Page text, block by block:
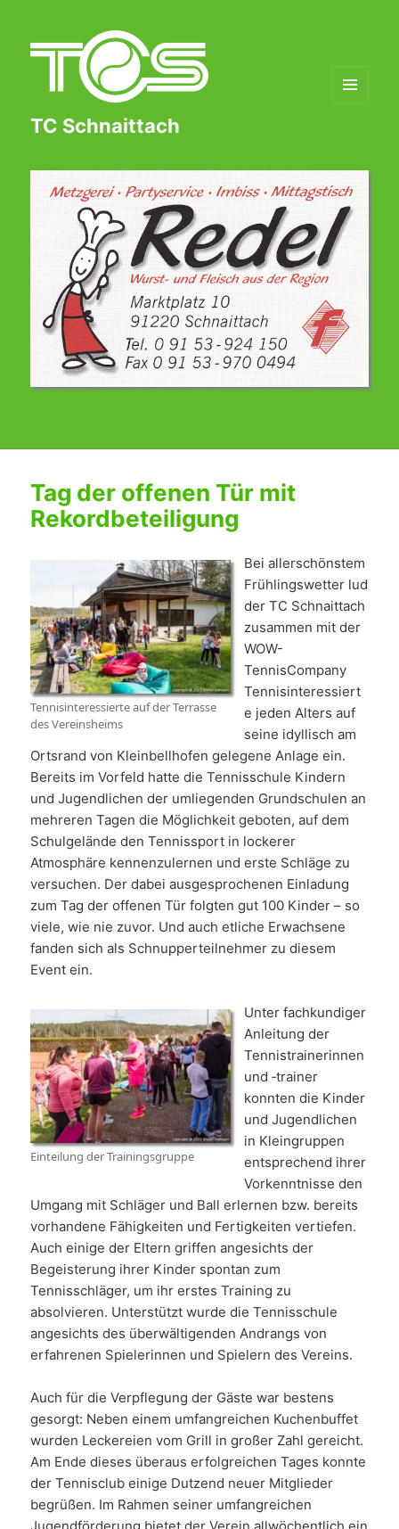
TC Schnaittach
Tag der offenen Tür mit
Rekordbeteiligung
Tennisinteressierte auf der Terrasse
des Vereinsheims
Bei allerschönstem
Frühlingswetter lud
der TC Schnaittach
zusammen mit der
WOW-
TennisCompany
Tennisinteressiert
e jeden Alters auf
seine idyllisch am
Ortsrand von Kleinbellhofen gelegene Anlage ein.
Bereits im Vorfeld hatte die Tennisschule Kindern
und Jugendlichen der umliegenden Grundschulen an
mehreren Tagen die Möglichkeit geboten, auf dem
Schulgelände den Tennissport in lockerer
Atmosphäre kennenzulernen und erste Schläge zu
versuchen. Der dabei ausgesprochenen Einladung
zum Tag der offenen Tür folgten gut 100 Kinder – so
viele, wie nie zuvor. Und auch etliche Erwachsene
fanden sich als Schnupperteilnehmer zu diesem
Event ein.
Einteilung der Trainingsgruppe
Unter fachkundiger
Anleitung der
Tennistrainerinnen
und ‑trainer
konnten die Kinder
und Jugendlichen
in Kleingruppen
entsprechend ihrer
Vorkenntnisse den
Umgang mit Schläger und Ball erlernen bzw. bereits
vorhandene Fähigkeiten und Fertigkeiten vertiefen.
Auch einige der Eltern griffen angesichts der
Begeisterung ihrer Kinder spontan zum
Tennisschläger, um ihr erstes Training zu
absolvieren. Unterstützt wurde die Tennisschule
angesichts des überwältigenden Andrangs von
erfahrenen Spielerinnen und Spielern des Vereins.
Auch für die Verpflegung der Gäste war bestens
gesorgt: Neben einem umfangreichen Kuchenbuffet
wurden Leckereien vom Grill in großer Zahl gereicht.
Am Ende dieses überaus erfolgreichen Tages konnte
der Tennisclub einige Dutzend neuer Mitglieder
begrüßen. Im Rahmen seiner umfangreichen